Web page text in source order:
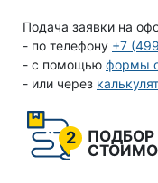
Подача заявки на
- по телефону +7
- с помощью формы
- или через
2
ПОДБОР